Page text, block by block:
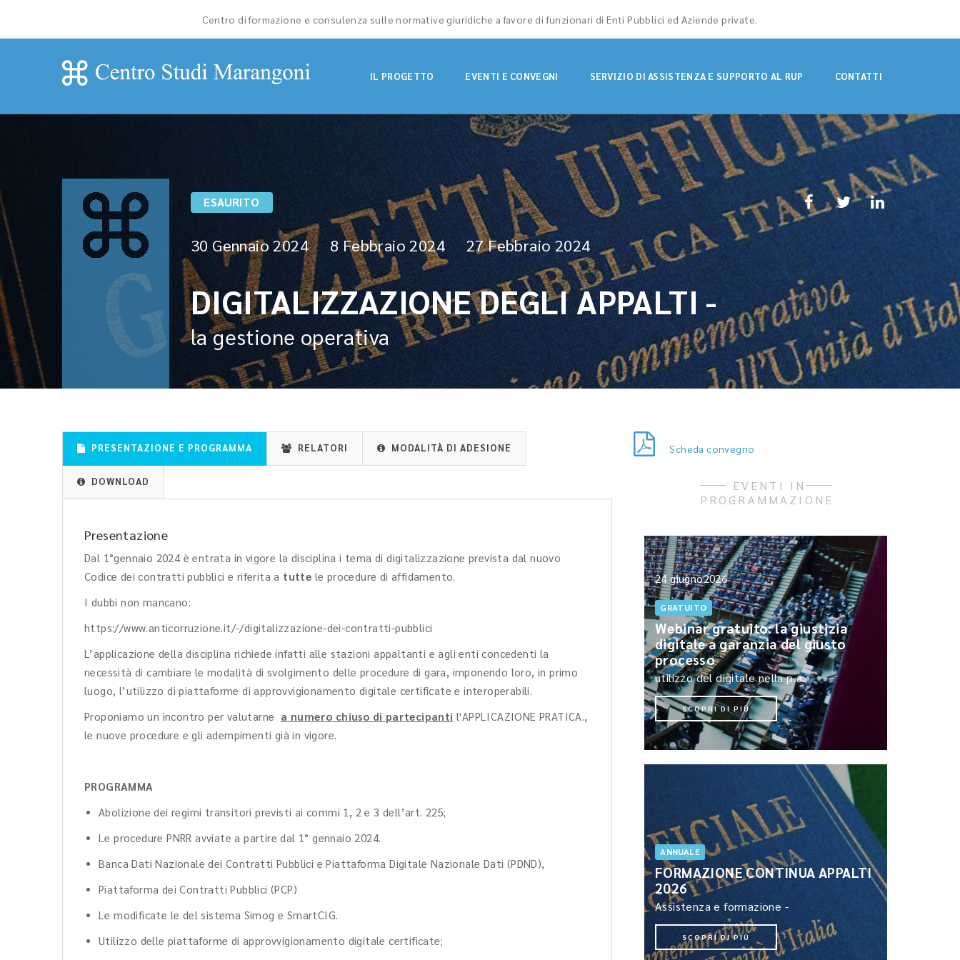
Centro di formazione e consulenza sulle normative giuridiche a favore di funzionari di Enti Pubblici ed Aziende private.
IL PROGETTO EVENTI E CONVEGNI SERVIZIO DI ASSISTENZA E SUPPORTO AL RUP CONTATTI
ESAURITO
30 Gennaio 2024 8 Febbraio 2024 27 Febbraio 2024
DIGITALIZZAZIONE DEGLI APPALTI -
la gestione operativa
PRESENTAZIONE E PROGRAMMA RELATORI MODALITÀ DI ADESIONE
DOWNLOAD
Presentazione
Dal 1°gennaio 2024 è entrata in vigore la disciplina i tema di digitalizzazione prevista dal nuovo
Codice dei contratti pubblici e riferita a tutte le procedure di affidamento.
I dubbi non mancano:
https://www.anticorruzione.it/-/digitalizzazione-dei-contratti-pubblici
L’applicazione della disciplina richiede infatti alle stazioni appaltanti e agli enti concedenti la
necessità di cambiare le modalità di svolgimento delle procedure di gara, imponendo loro, in primo
luogo, l’utilizzo di piattaforme di approvvigionamento digitale certificate e interoperabili.
Proponiamo un incontro per valutarne a numero chiuso di partecipanti l'APPLICAZIONE PRATICA.,
le nuove procedure e gli adempimenti già in vigore.
PROGRAMMA
Abolizione dei regimi transitori previsti ai commi 1, 2 e 3 dell’art. 225;
Le procedure PNRR avviate a partire dal 1° gennaio 2024.
Banca Dati Nazionale dei Contratti Pubblici e Piattaforma Digitale Nazionale Dati (PDND),
Piattaforma dei Contratti Pubblici (PCP)
Le modificate le del sistema Simog e SmartCIG.
Utilizzo delle piattaforme di approvvigionamento digitale certificate;
Scheda convegno
EVENTI IN
PROGRAMMAZIONE
24 giugno2026
GRATUITO
Webinar gratuito: la giustizia
digitale a garanzia del giusto
processo
utilizzo del digitale nella p.a.
SCOPRI DI PIÙ
ANNUALE
FORMAZIONE CONTINUA APPALTI
2026
Assistenza e formazione -
SCOPRI DI PIÙ